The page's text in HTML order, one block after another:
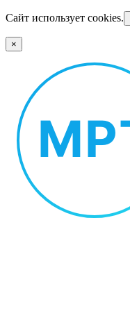
Сайт использует cookies.
×